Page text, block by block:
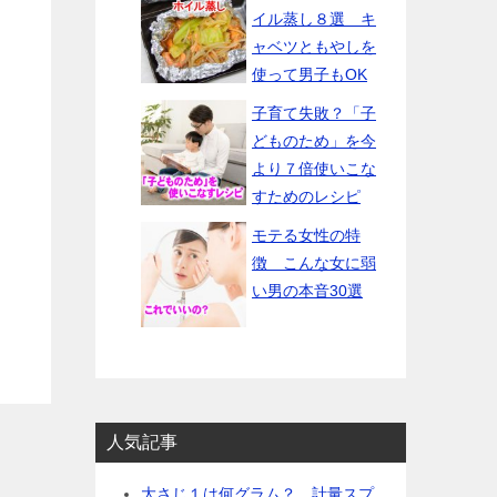
イル蒸し８選 キ
ャベツともやしを
使って男子もOK
子育て失敗？「子
どものため」を今
より７倍使いこな
すためのレシピ
モテる女性の特
徴 こんな女に弱
い男の本音30選
人気記事